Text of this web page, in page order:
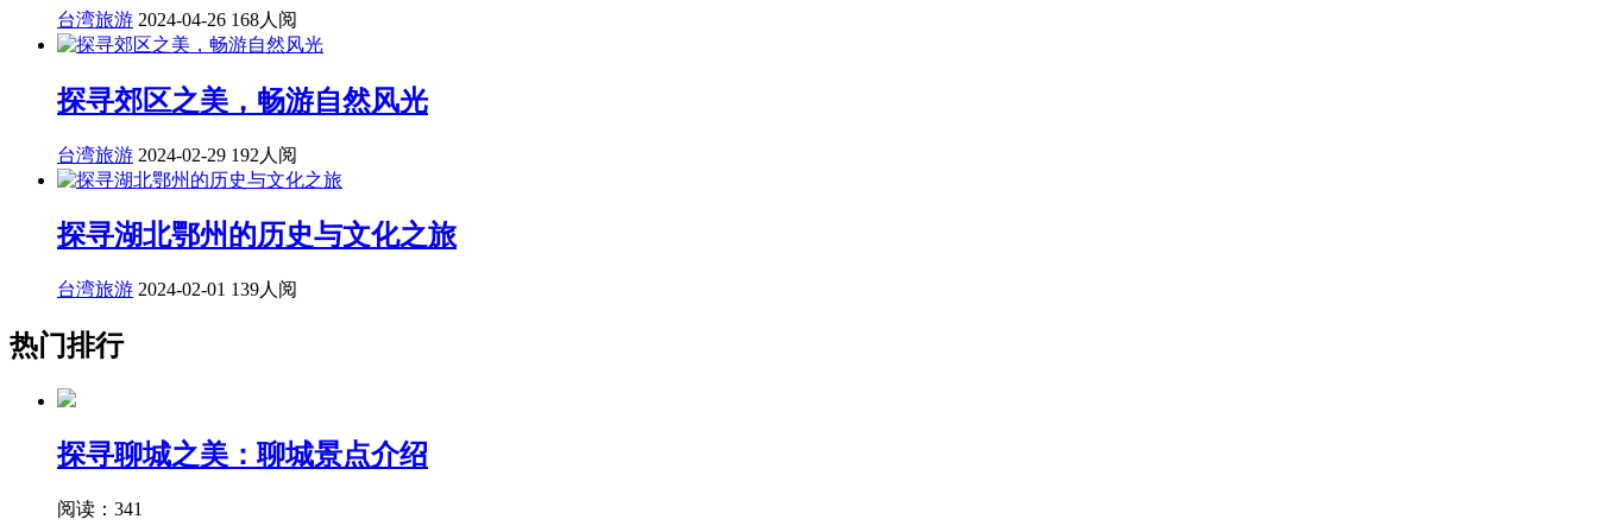
台湾旅游 2024-04-26 168人阅
探寻郊区之美，畅游自然风光
台湾旅游 2024-02-29 192人阅
探寻湖北鄂州的历史与文化之旅
台湾旅游 2024-02-01 139人阅
热门排行
探寻聊城之美：聊城景点介绍
阅读：341